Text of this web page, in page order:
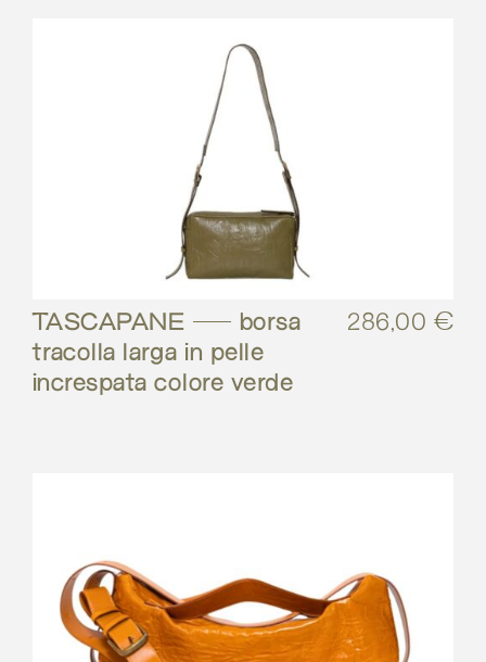
TASCAPANE – borsa
tracolla larga in pelle
increspata colore verde
286,00 €